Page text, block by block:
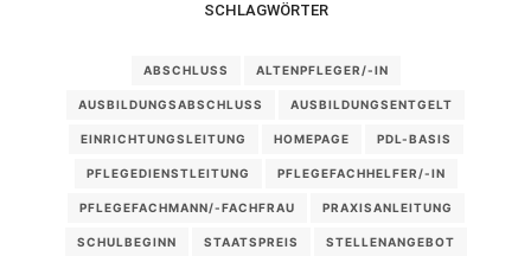
SCHLAGWÖRTER
ABSCHLUSS ALTENPFLEGER/-IN
AUSBILDUNGSABSCHLUSS AUSBILDUNGSENTGELT
EINRICHTUNGSLEITUNG HOMEPAGE PDL-BASIS
PFLEGEDIENSTLEITUNG PFLEGEFACHHELFER/-IN
PFLEGEFACHMANN/-FACHFRAU PRAXISANLEITUNG
SCHULBEGINN STAATSPREIS STELLENANGEBOT